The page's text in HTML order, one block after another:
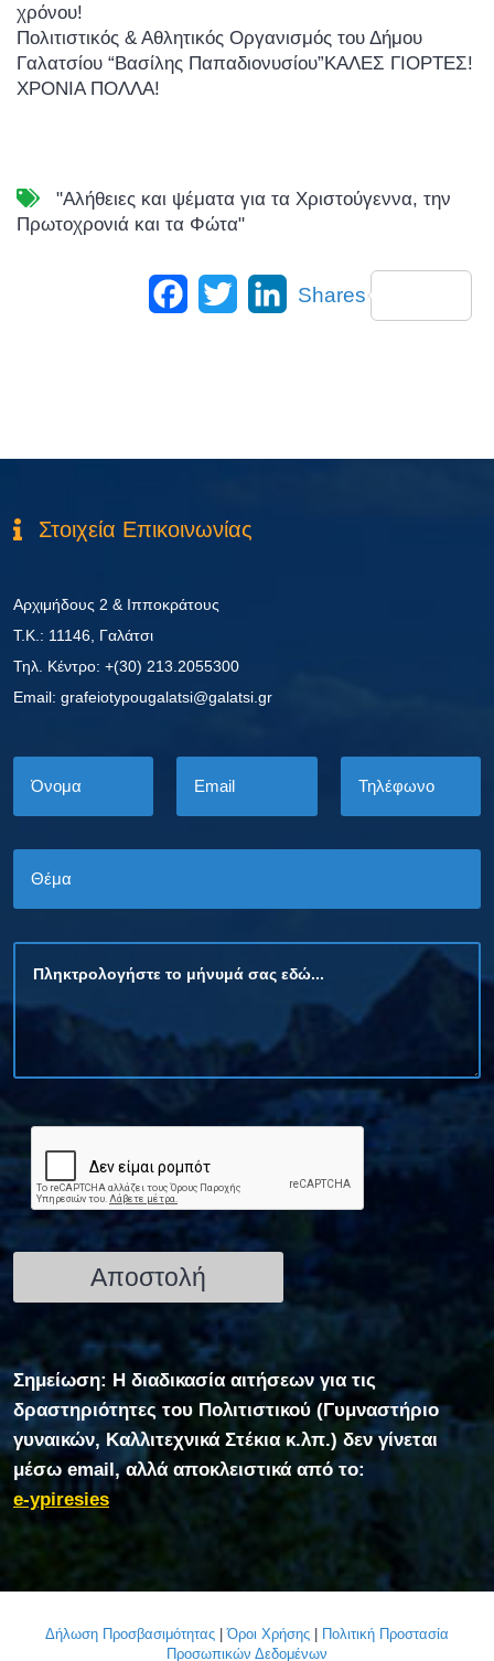
χρόνου!
Πολιτιστικός & Αθλητικός Οργανισμός του Δήμου
Γαλατσίου “Βασίλης Παπαδιονυσίου”ΚΑΛΕΣ ΓΙΟΡΤΕΣ!
ΧΡΟΝΙΑ ΠΟΛΛΑ!
"Αλήθειες και ψέματα για τα Χριστούγεννα,την
Πρωτοχρονιά και τα Φώτα"
Facebook
Twitter LinkedIn
Shares
Στοιχεία Επικοινωνίας
Αρχιμήδους 2 & Ιπποκράτους
Τ.Κ.: 11146, Γαλάτσι
Τηλ. Κέντρο: +(30) 213.2055300
Εmail: grafeiotypougalatsi@galatsi.gr
Σημείωση: Η διαδικασία αιτήσεων για τις
δραστηριότητες του Πολιτιστικού (Γυμναστήριο
γυναικών, Καλλιτεχνικά Στέκια κ.λπ.) δεν γίνεται
μέσω email, αλλά αποκλειστικά από το:
e-ypiresies
Δήλωση Προσβασιμότητας |Όροι Χρήσης | Πολιτική Προστασία
Προσωπικών Δεδομένων